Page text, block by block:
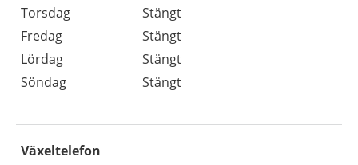
Torsdag
Stängt
Fredag
Stängt
Lördag
Stängt
Söndag
Stängt
Växeltelefon